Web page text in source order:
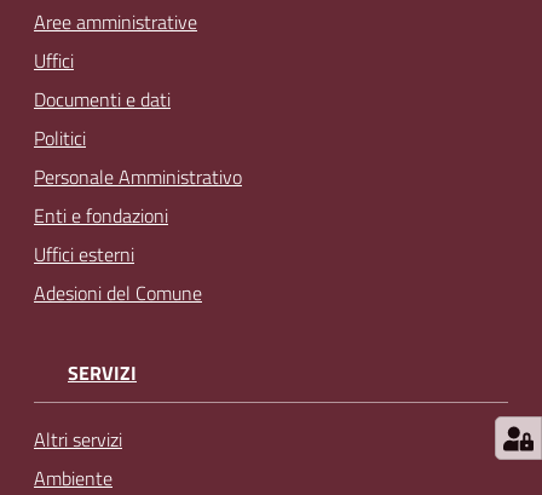
Aree amministrative
Uffici
Documenti e dati
Politici
Personale Amministrativo
Enti e fondazioni
Uffici esterni
Adesioni del Comune
SERVIZI
Altri servizi
Ambiente